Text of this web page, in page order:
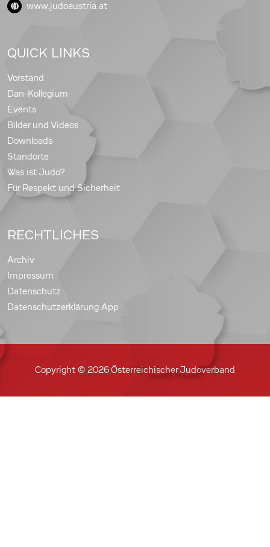
www.judoaustria.at
QUICK LINKS
Vorstand
Dan-Kollegium
Events
Bilder und Videos
Downloads
Standorte
Was ist Judo?
Für Respekt und Sicherheit
RECHTLICHES
Archiv
Impressum
Datenschutz
Datenschutzerklärung App
Copyright © 2026 Österreichischer Judoverband